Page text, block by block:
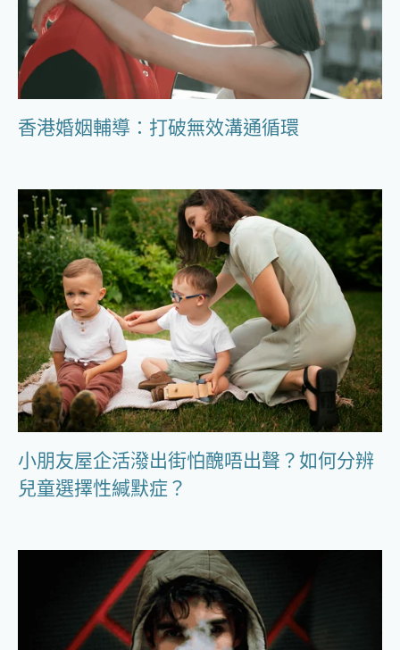
香港婚姻輔導：打破無效溝通循環
小朋友屋企活潑出街怕醜唔出聲？如何分辨
兒童選擇性緘默症？